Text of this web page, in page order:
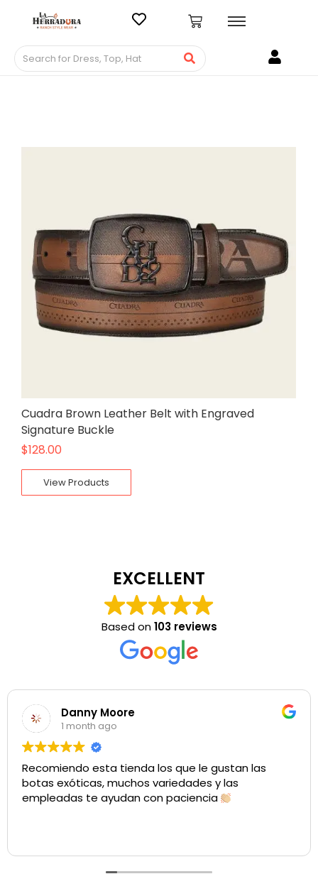
Cuadra Brown Leather Belt with Engraved
Signature Buckle
$128.00
View Products
EXCELLENT
Based on103 reviews
Danny Moore
1 month ago
Recomiendo esta tienda los que le gustan las
botas exóticas, muchos variedades y las
empleadas te ayudan con paciencia